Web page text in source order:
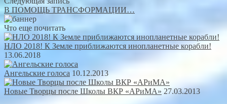
В ПОМОЩЬ ТРАНСФОРМАЦИИ…
Что еще почитать
НЛО 2018! К Земле приближаются инопланетные корабли!
13.06.2018
Ангельские голоса 10.12.2013
Новые Творцы после Школы ВКР «АРиМА» 27.03.2013